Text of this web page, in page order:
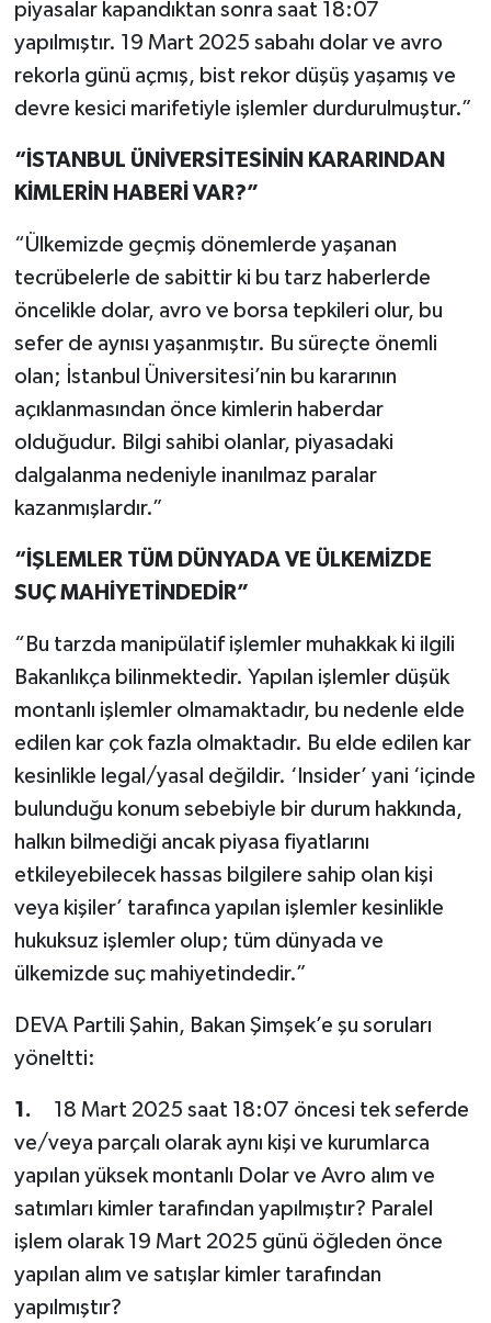
piyasalar kapandıktan sonra saat 18:07
yapılmıştır. 19 Mart 2025 sabahı dolar ve avro
rekorla günü açmış, bist rekor düşüş yaşamış ve
devre kesici marifetiyle işlemler durdurulmuştur.”
“İSTANBUL ÜNİVERSİTESİNİN KARARINDAN
KİMLERİN HABERİ VAR?”
“Ülkemizde geçmiş dönemlerde yaşanan
tecrübelerle de sabittir ki bu tarz haberlerde
öncelikle dolar, avro ve borsa tepkileri olur, bu
sefer de aynısı yaşanmıştır. Bu süreçte önemli
olan; İstanbul Üniversitesi’nin bu kararının
açıklanmasından önce kimlerin haberdar
olduğudur. Bilgi sahibi olanlar, piyasadaki
dalgalanma nedeniyle inanılmaz paralar
kazanmışlardır.”
“İŞLEMLER TÜM DÜNYADA VE ÜLKEMİZDE
SUÇ MAHİYETİNDEDİR”
“Bu tarzda manipülatif işlemler muhakkak ki ilgili
Bakanlıkça bilinmektedir. Yapılan işlemler düşük
montanlı işlemler olmamaktadır, bu nedenle elde
edilen kar çok fazla olmaktadır. Bu elde edilen kar
kesinlikle legal/yasal değildir. ‘Insider’ yani ‘içinde
bulunduğu konum sebebiyle bir durum hakkında,
halkın bilmediği ancak piyasa fiyatlarını
etkileyebilecek hassas bilgilere sahip olan kişi
veya kişiler’ tarafınca yapılan işlemler kesinlikle
hukuksuz işlemler olup; tüm dünyada ve
ülkemizde suç mahiyetindedir.”
DEVA Partili Şahin, Bakan Şimşek’e şu soruları
yöneltti:
1. 18 Mart 2025 saat 18:07 öncesi tek seferde
ve/veya parçalı olarak aynı kişi ve kurumlarca
yapılan yüksek montanlı Dolar ve Avro alım ve
satımları kimler tarafından yapılmıştır? Paralel
işlem olarak 19 Mart 2025 günü öğleden önce
yapılan alım ve satışlar kimler tarafından
yapılmıştır?